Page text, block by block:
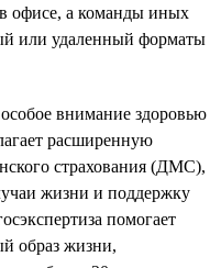
в офисе, а команды иных
или удаленный форматы
особое внимание здоровью
расширенную
страхования (ДМС),
жизни и поддержку
помогает
образ жизни,